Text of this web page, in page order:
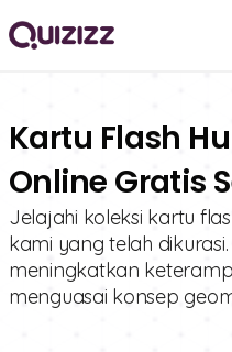
Kartu Flash
Online Gratis
Jelajahi koleksi kartu
kami yang telah
meningkatkan
menguasai konsep